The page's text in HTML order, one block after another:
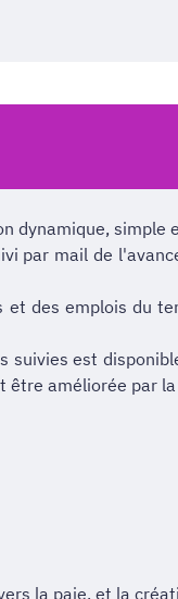
dynamique, simple
par mail de
des emplois du
est
être améliorée par
la paie, et la